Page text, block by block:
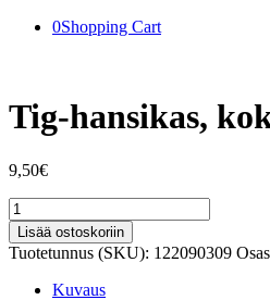
0Shopping Cart
Tig-hansikas,
9,50€
Tig-
hansikas,
koko
9
määrä
Lisää ostoskoriin
Tuotetunnus (SKU): 122090309
Kuvaus